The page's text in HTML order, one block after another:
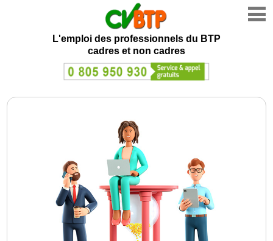
L'emploi des professionnels du BTP
cadres et non cadres